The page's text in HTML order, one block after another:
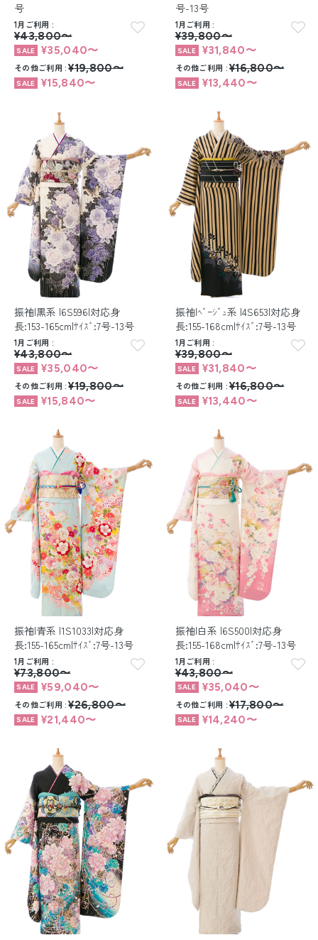
号
1月ご利用
¥43,800〜
¥35,040〜
その他ご利用 ¥19,800〜
¥15,840〜
号-13号
1月ご利用
¥39,800〜
¥31,840〜
その他ご利用
¥16,800〜
¥13,440〜
振袖|黒系 |6S596|対応身
長:153-165cm|ｻｲｽﾞ:7号-13号
1月ご利用
¥43,800〜
¥35,040〜
その他ご利用 ¥19,800〜
¥15,840〜
振袖|ﾍﾞｰｼﾞｭ系 |4S653|対応身
長:155-168cm|ｻｲｽﾞ:7号-13号
1月ご利用
¥39,800〜
¥31,840〜
その他ご利用
¥16,800〜
¥13,440〜
振袖|青系 |1S1033|対応身
長:155-165cm|ｻｲｽﾞ:7号-13号
1月ご利用
¥73,800〜
¥59,040〜
その他ご利用 ¥26,800〜
¥21,440〜
振袖|白系 |6S500|対応身
長:155-168cm|ｻｲｽﾞ:7号-13号
1月ご利用
¥43,800〜
¥35,040〜
その他ご利用
¥17,800〜
¥14,240〜